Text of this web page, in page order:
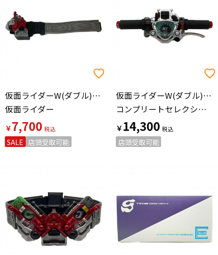
仮面ライダーW(ダブル)（カメンライダーダブル）
仮面ライダー
￥7,700
SALE 店頭受取可能
仮面ライダーW(ダブル)（カメンライダーダブル）
コンプリートセレクションモディフィケーション アクセルドライバーVer.1.5 風都探偵 EDITION 仮面ライダー
￥14,300
店頭受取可能